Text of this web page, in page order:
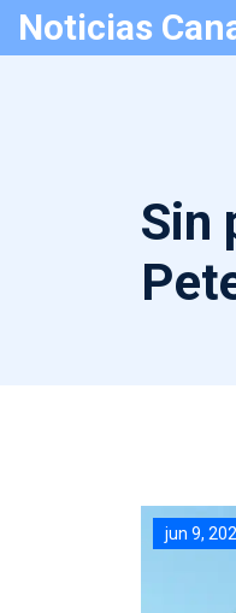
Noticias
Sin
jun 9,